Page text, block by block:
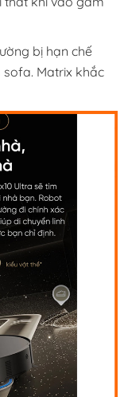
bị hạn chế
sofa. Matrix khắc